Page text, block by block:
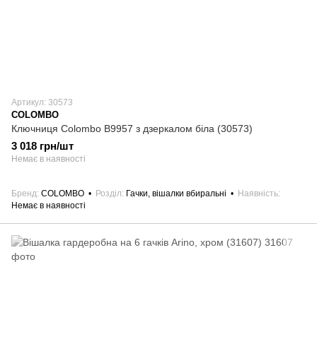
Артикул: 30573
COLOMBO
Ключниця Colombo B9957 з дзеркалом біла (30573)
3 018 грн/шт
Немає в наявності
Бренд COLOMBO Розділ Гачки, вішалки вбиральні
Наявність
Немає в наявності